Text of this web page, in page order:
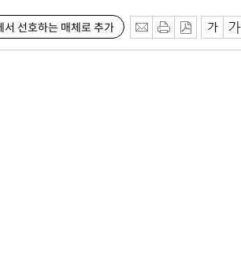
서 선호하는 매체로 추가